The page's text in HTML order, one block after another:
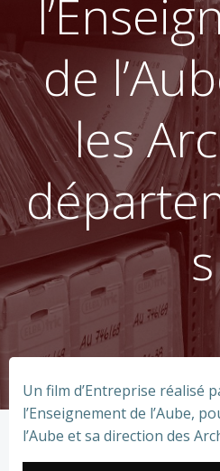
de
les
s
Un film d’Entreprise réalisé
l’Enseignement de l’Aube,
l’Aube et sa direction des